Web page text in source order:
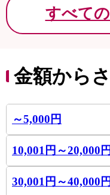
すべて
金額から
～5,000円
10,001円～20,000円
30,001円～40,000円